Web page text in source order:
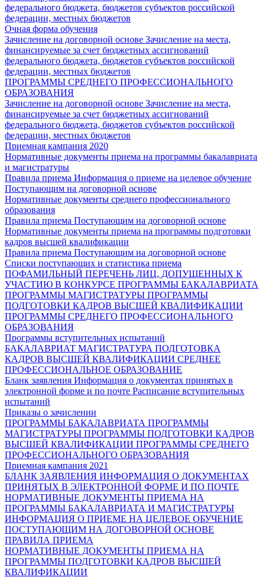
федерального бюджета, бюджетов субъектов российской
федерации, местных бюджетов
Очная форма обучения
Зачисление на договорной основе Зачисление на места,
финансируемые за счет бюджетных ассигнований
федерального бюджета, бюджетов субъектов российской
федерации, местных бюджетов
ПРОГРАММЫ СРЕДНЕГО ПРОФЕССИОНАЛЬНОГО
ОБРАЗОВАНИЯ
Зачисление на договорной основе Зачисление на места,
финансируемые за счет бюджетных ассигнований
федерального бюджета, бюджетов субъектов российской
федерации, местных бюджетов
Приемная кампания 2020
Нормативные документы приема на программы бакалавриата
и магистратуры
Правила приема Информация о приеме на целевое обучение
Поступающим на договорной основе
Нормативные документы среднего профессионального
образования
Правила приема Поступающим на договорной основе
Нормативные документы приема на программы подготовки
кадров высшей квалификации
Правила приема Поступающим на договорной основе
Списки поступающих и статистика приема
ПОФАМИЛЬНЫЙ ПЕРЕЧЕНЬ ЛИЦ, ДОПУЩЕННЫХ К
УЧАСТИЮ В КОНКУРСЕ ПРОГРАММЫ БАКАЛАВРИАТА
ПРОГРАММЫ МАГИСТРАТУРЫ ПРОГРАММЫ
ПОДГОТОВКИ КАДРОВ ВЫСШЕЙ КВАЛИФИКАЦИИ
ПРОГРАММЫ СРЕДНЕГО ПРОФЕССИОНАЛЬНОГО
ОБРАЗОВАНИЯ
Программы вступительных испытаний
БАКАЛАВРИАТ МАГИСТРАТУРА ПОДГОТОВКА
КАДРОВ ВЫСШЕЙ КВАЛИФИКАЦИИ СРЕДНЕЕ
ПРОФЕССИОНАЛЬНОЕ ОБРАЗОВАНИЕ
Бланк заявления Информация о документах принятых в
электронной форме и по почте Расписание вступительных
испытаний
Приказы о зачислении
ПРОГРАММЫ БАКАЛАВРИАТА ПРОГРАММЫ
МАГИСТРАТУРЫ ПРОГРАММЫ ПОДГОТОВКИ КАДРОВ
ВЫСШЕЙ КВАЛИФИКАЦИИ ПРОГРАММЫ СРЕДНЕГО
ПРОФЕССИОНАЛЬНОГО ОБРАЗОВАНИЯ
Приемная кампания 2021
БЛАНК ЗАЯВЛЕНИЯ ИНФОРМАЦИЯ О ДОКУМЕНТАХ
ПРИНЯТЫХ В ЭЛЕКТРОННОЙ ФОРМЕ И ПО ПОЧТЕ
НОРМАТИВНЫЕ ДОКУМЕНТЫ ПРИЕМА НА
ПРОГРАММЫ БАКАЛАВРИАТА И МАГИСТРАТУРЫ
ИНФОРМАЦИЯ О ПРИЕМЕ НА ЦЕЛЕВОЕ ОБУЧЕНИЕ
ПОСТУПАЮЩИМ НА ДОГОВОРНОЙ ОСНОВЕ
ПРАВИЛА ПРИЕМА
НОРМАТИВНЫЕ ДОКУМЕНТЫ ПРИЕМА НА
ПРОГРАММЫ ПОДГОТОВКИ КАДРОВ ВЫСШЕЙ
КВАЛИФИКАЦИИ